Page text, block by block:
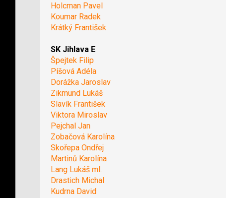
Holcman Pavel
Koumar Radek
Krátký František
SK Jihlava E
Špejtek Filip
Píšová Adéla
Dorážka Jaroslav
Zikmund Lukáš
Slavík František
Viktora Miroslav
Pejchal Jan
Zobačová Karolína
Skořepa Ondřej
Martinů Karolína
Lang Lukáš ml.
Drastich Michal
Kudrna David